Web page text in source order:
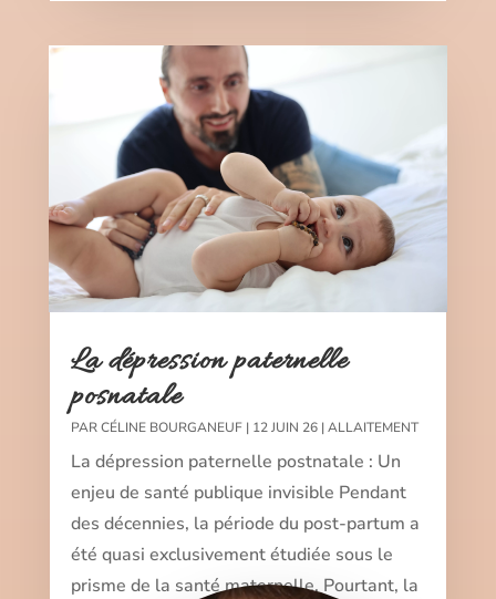
La dépression paternelle
posnatale
PARCÉLINE BOURGANEUF | 12 JUIN 26|ALLAITEMENT
La dépression paternelle postnatale : Un
enjeu de santé publique invisible Pendant
des décennies, la période du post-partum a
été quasi exclusivement étudiée sous le
prisme de la santé maternelle. Pourtant, la